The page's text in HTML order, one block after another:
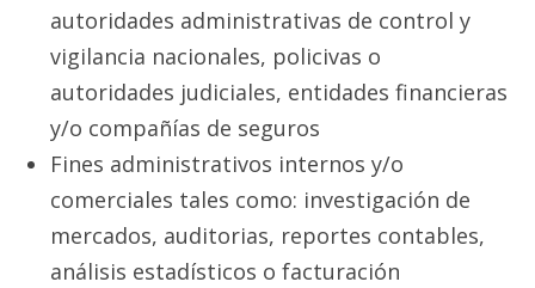
autoridades administrativas de control y
vigilancia nacionales, policivas o
autoridades judiciales, entidades financieras
y/o compañías de seguros
Fines administrativos internos y/o
comerciales tales como: investigación de
mercados, auditorias, reportes contables,
análisis estadísticos o facturación